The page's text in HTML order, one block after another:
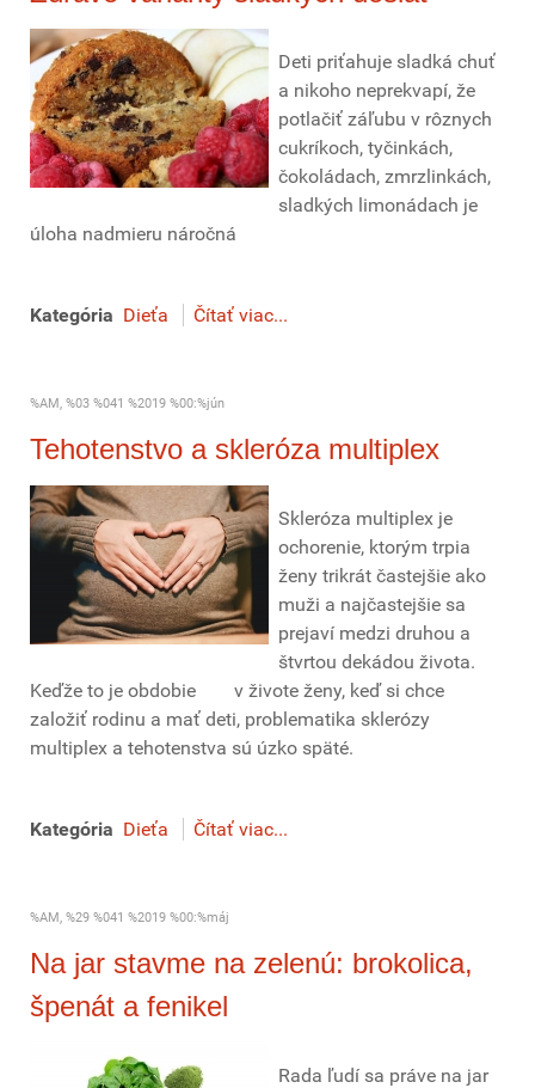
Deti priťahuje sladká chuť
a nikoho neprekvapí, že
potlačiť záľubu v rôznych
cukríkoch, tyčinkách,
čokoládach, zmrzlinkách,
sladkých limonádach je
úloha nadmieru náročná
Kategória Dieťa Čítať viac...
%AM, %03 %041 %2019 %00:%jún
Tehotenstvo a skleróza multiplex
Skleróza multiplex je
ochorenie, ktorým trpia
ženy trikrát častejšie ako
muži a najčastejšie sa
prejaví medzi druhou a
štvrtou dekádou života.
Keďže to je obdobie v živote ženy, keď si chce
založiť rodinu a mať deti, problematika sklerózy
multiplex a tehotenstva sú úzko späté.
Kategória Dieťa Čítať viac...
%AM, %29 %041 %2019 %00:%máj
Na jar stavme na zelenú: brokolica,
špenát a fenikel
Rada ľudí sa práve na jar